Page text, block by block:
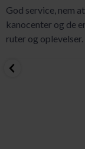
God service, nem
kanocenter og de
ruter og